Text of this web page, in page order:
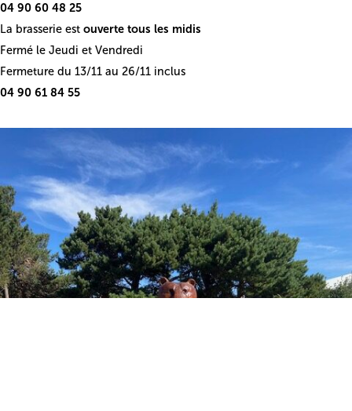
04 90 60 48 25
La brasserie est ouverte tous les midis
Fermé le Jeudi et Vendredi
Fermeture du 13/11 au 26/11 inclus
04 90 61 84 55